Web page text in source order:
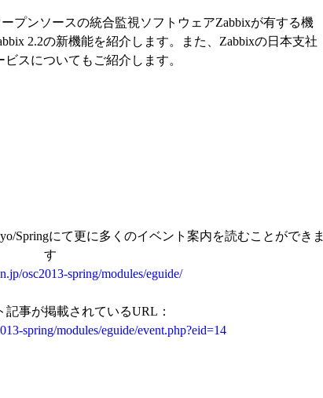
プンソースの統合監視ソフトウェアZabbixが有する機
2.2の新機能を紹介します。また、Zabbixの日本支社
スについてもご紹介します。
Springにて更に多くのイベント案内を読むことができま
す
osc2013-spring/modules/eguide/
記事が掲載されているURL：
spring/modules/eguide/event.php?eid=14